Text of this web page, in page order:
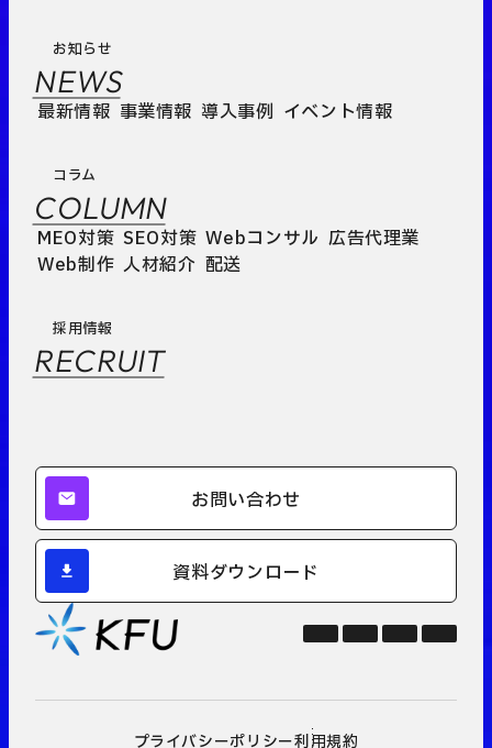
お知らせ
NEWS
最新情報 事業情報 導入事例 イベント情報
コラム
COLUMN
MEO対策 SEO対策 Webコンサル 広告代理業
Web制作 人材紹介 配送
採用情報
RECRUIT
お問い合わせ
資料ダウンロード
プライバシーポリシー利用規約